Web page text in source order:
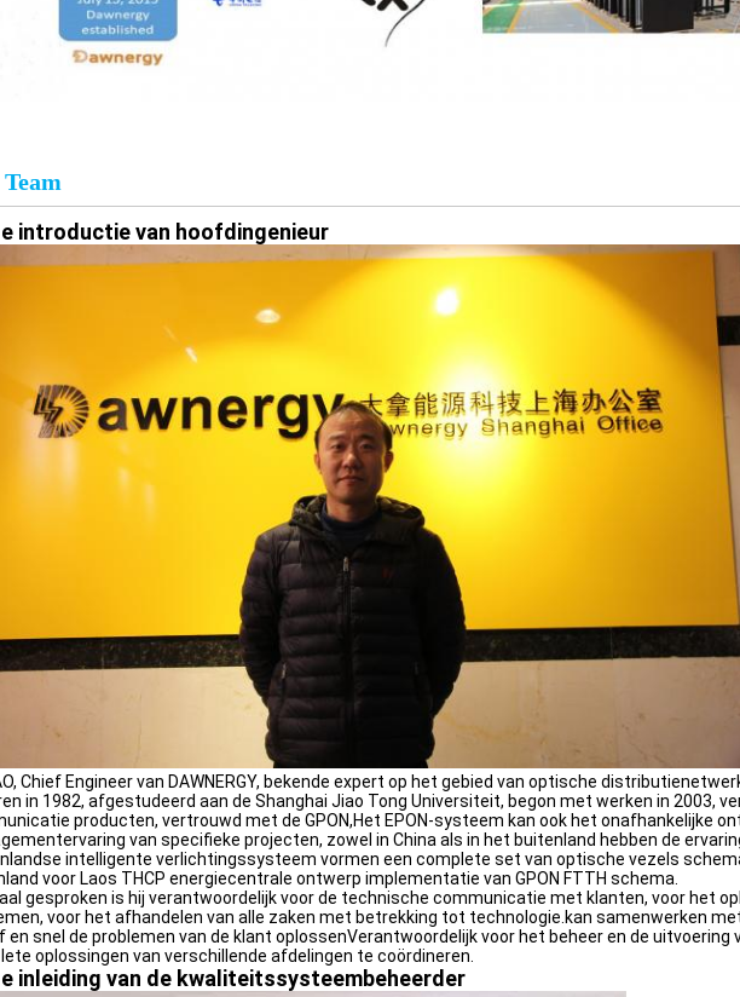
introductie van hoofdingenieur
Chief Engineer van DAWNERGY, bekende expert op het gebied van optische
in 1982, afgestudeerd aan de Shanghai Jiao Tong Universiteit, begon met werken in 2003,
producten, vertrouwd met de GPON,Het EPON-systeem kan ook het onafhankelijke
van specifieke projecten, zowel in China als in het buitenland hebben de
intelligente verlichtingssysteem vormen een complete set van optische vezels
voor Laos THCP energiecentrale ontwerp implementatie van GPON FTTH schema.
gesproken is hij verantwoordelijk voor de technische communicatie met klanten, voor het
voor het afhandelen van alle zaken met betrekking tot technologie.kan samenwerken
en snel de problemen van de klant oplossenVerantwoordelijk voor het beheer en de uitvoering
oplossingen van verschillende afdelingen te coördineren.
inleiding van de kwaliteitssysteembeheerder